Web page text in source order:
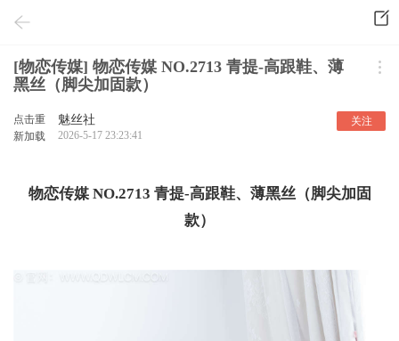
[物恋传媒] 物恋传媒 NO.2713 青提-高跟鞋、薄
黑丝（脚尖加固款）
点击重
新加载
魅丝社
2026-5-17 23:23:41
关注
物恋传媒 NO.2713 青提-高跟鞋、薄黑丝（脚尖加固
款）